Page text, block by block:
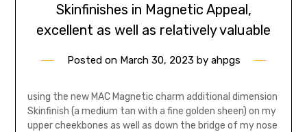
Skinfinishes in Magnetic Appeal,
excellent as well as relatively valuable
Posted on March 30, 2023 by ahpgs
using the new MAC Magnetic charm additional dimension
Skinfinish (a medium tan with a fine golden sheen) on my
upper cheekbones as well as down the bridge of my nose